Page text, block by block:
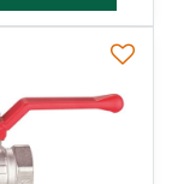
montáž a dlhá
spoľahlivosť.